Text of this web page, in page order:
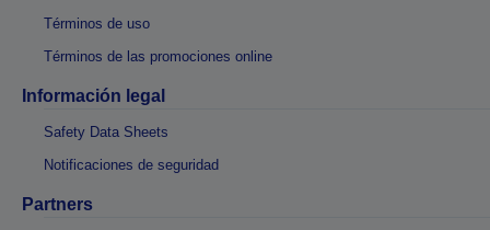
Términos de uso
Términos de las promociones online
Información legal
Safety Data Sheets
Notificaciones de seguridad
Partners